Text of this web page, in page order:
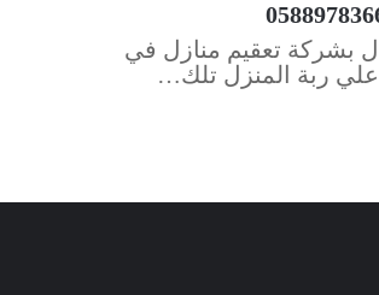
بشركة تعقيم منازل في
علي ربة المنزل تلك…